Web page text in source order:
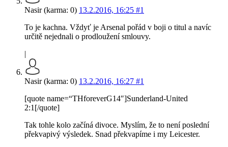
Nasir (karma: 0) 13.2.2016, 16:25 #1
To je kachna. Vždyť je Arsenal pořád v boji o titul a navíc
určitě nejednali o prodloužení smlouvy.
|
Nasir (karma: 0) 13.2.2016, 16:27 #1
[quote name=“THforeverG14″]Sunderland-United
2:1[/quote]
Tak tohle kolo začíná divoce. Myslím, že to není poslední
překvapivý výsledek. Snad překvapíme i my Leicester.